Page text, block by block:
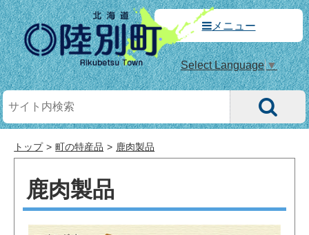
メニュー
Select Language▼
トップ 町の特産品 鹿肉製品
鹿肉製品